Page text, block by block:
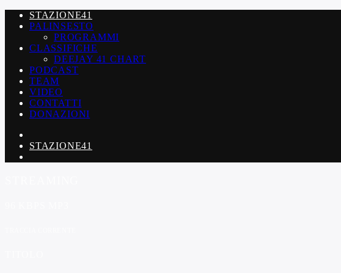
STAZIONE41
PALINSESTO
PROGRAMMI
CLASSIFICHE
DEEJAY 41 CHART
PODCAST
TEAM
VIDEO
CONTATTI
DONAZIONI
STAZIONE41